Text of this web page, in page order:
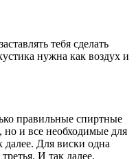
тебя сделать
нужна как воздух и
правильные спиртные
но и все необходимые для
Для виски одна
И так далее.